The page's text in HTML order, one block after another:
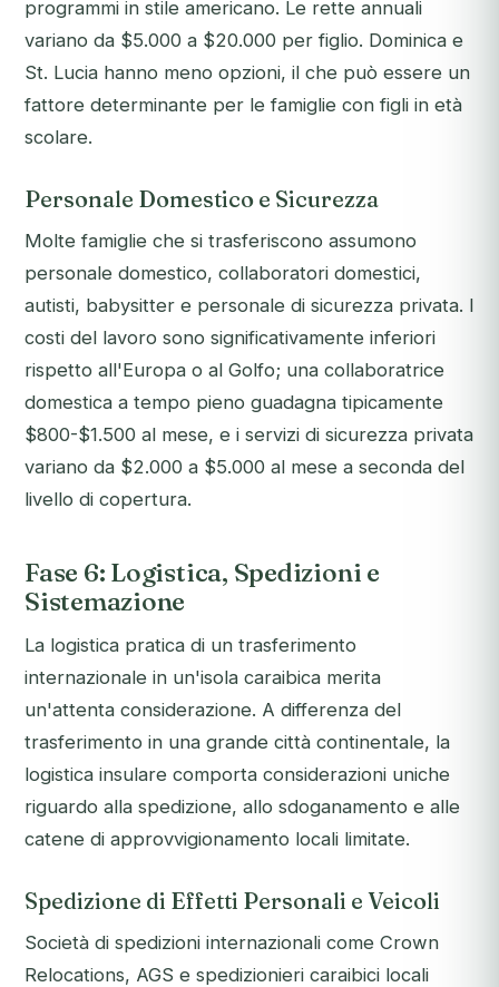
programmi in stile americano. Le rette annuali
variano da $5.000 a $20.000 per figlio. Dominica e
St. Lucia hanno meno opzioni, il che può essere un
fattore determinante per le famiglie con figli in età
scolare.
Personale Domestico e Sicurezza
Molte famiglie che si trasferiscono assumono
personale domestico, collaboratori domestici,
autisti, babysitter e personale di sicurezza privata. I
costi del lavoro sono significativamente inferiori
rispetto all'Europa o al Golfo; una collaboratrice
domestica a tempo pieno guadagna tipicamente
$800-$1.500 al mese, e i servizi di sicurezza privata
variano da $2.000 a $5.000 al mese a seconda del
livello di copertura.
Fase 6: Logistica, Spedizioni e
Sistemazione
La logistica pratica di un trasferimento
internazionale in un'isola caraibica merita
un'attenta considerazione. A differenza del
trasferimento in una grande città continentale, la
logistica insulare comporta considerazioni uniche
riguardo alla spedizione, allo sdoganamento e alle
catene di approvvigionamento locali limitate.
Spedizione di Effetti Personali e Veicoli
Società di spedizioni internazionali come Crown
Relocations, AGS e spedizionieri caraibici locali